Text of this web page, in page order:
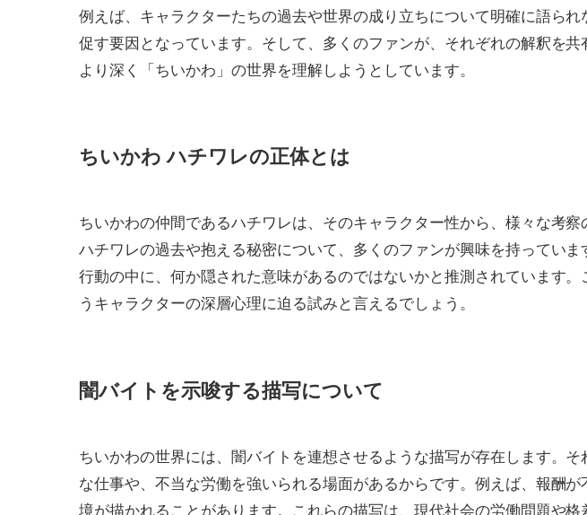
例えば、キャラクターたちの過去や世界の成り立ちについて明確に語ら
促す要因となっています。そして、多くのファンが、それぞれの解釈を共
より深く「ちいかわ」の世界を理解しようとしています。
ちいかわ ハチワレの正体とは
ちいかわの仲間であるハチワレは、そのキャラクター性から、様々な考察
ハチワレの過去や抱える秘密について、多くのファンが興味を持ってい
行動の中に、何か隠された意味があるのではないかと推測されています
うキャラクターの深層心理に迫る試みと言えるでしょう。
闇バイトを示唆する描写について
ちいかわの世界には、闇バイトを連想させるような描写が存在します。
な仕事や、不当な労働を強いられる場面があるからです。例えば、報酬
境が描かれることがあります。これらの描写は、現代社会の労働問題や